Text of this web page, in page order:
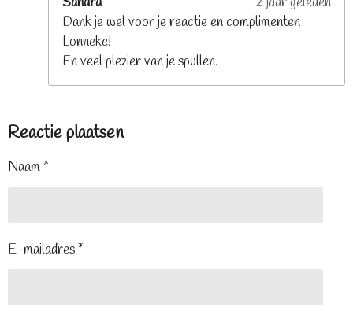
Dank je wel voor je reactie en complimenten
Lonneke!
En veel plezier van je spullen.
Reactie plaatsen
Naam *
E-mailadres *